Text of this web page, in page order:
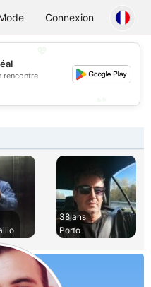
Connexion
rencontre
38 ans
Porto